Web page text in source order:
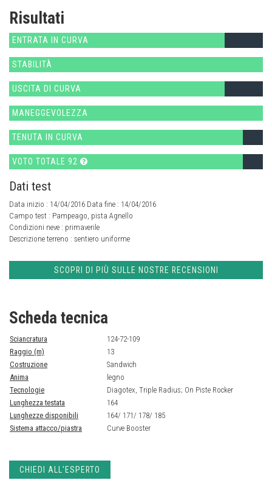
Risultati
ENTRATA IN CURVA
STABILITÀ
USCITA DI CURVA
MANEGGEVOLEZZA
TENUTA IN CURVA
VOTO TOTALE 92
Dati test
Data inizio : 14/04/2016 Data fine : 14/04/2016
Campo test : Pampeago, pista Agnello
Condizioni neve : primaverile
Descrizione terreno : sentiero uniforme
SCOPRI DI PIÙ SULLE NOSTRE RECENSIONI
Scheda tecnica
Sciancratura
124-72-109
Raggio (m)
13
Costruzione
Sandwich
Anima
legno
Tecnologie
Diagotex, Triple Radius; On Piste Rocker
Lunghezza testata
164
Lunghezze disponibili
164/ 171/ 178/ 185
Sistema attacco/piastra
Curve Booster
CHIEDI ALL'ESPERTO